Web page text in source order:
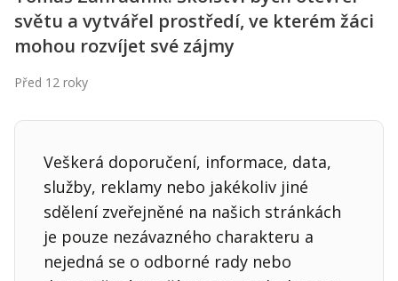
Přihlášení
Obchodní podmínky
světu a vytvářel prostředí, ve kterém žáci
mohou rozvíjet své zájmy
Před 12 roky
Veškerá doporučení, informace, data,
služby, reklamy nebo jakékoliv jiné
sdělení zveřejněné na našich stránkách
je pouze nezávazného charakteru a
nejedná se o odborné rady nebo